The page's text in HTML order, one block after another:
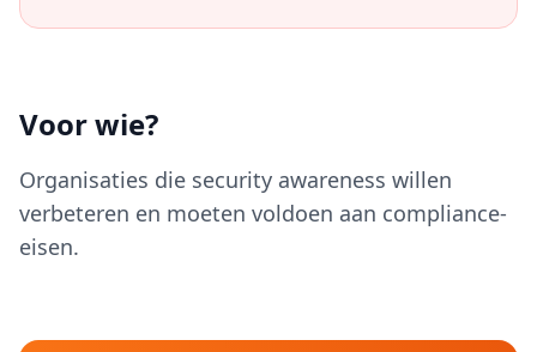
Voor wie?
Organisaties die security awareness willen
verbeteren en moeten voldoen aan compliance-
eisen.